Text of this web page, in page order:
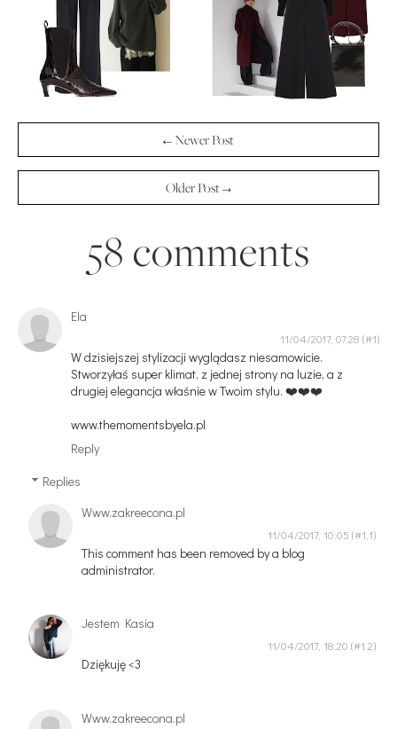
← Newer Post
Older Post →
58 comments
Ela
11/04/2017, 07:28
W dzisiejszej stylizacji wyglądasz niesamowicie.
Stworzyłaś super klimat, z jednej strony na luzie, a z
drugiej elegancja właśnie w Twoim stylu. ❤️❤️❤️
www.themomentsbyela.pl
Reply
Replies
Www.zakreecona.pl
11/04/2017, 10:05
This comment has been removed by a blog
administrator.
Jestem Kasia
11/04/2017, 18:20
Dziękuję <3
Www.zakreecona.pl